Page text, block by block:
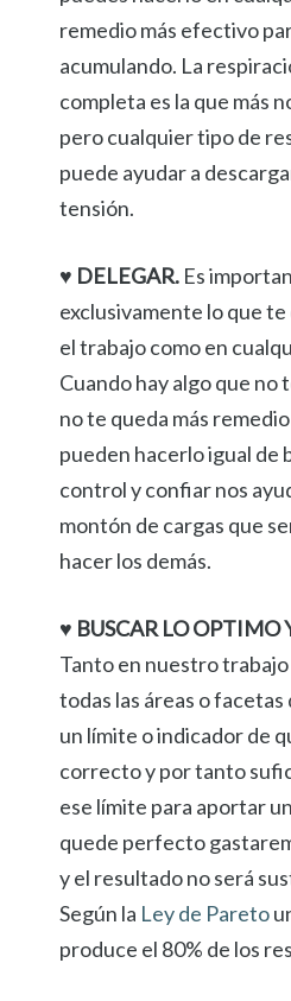
remedio más efectivo
acumulando. La
completa es la que más
pero cualquier tipo de
puede ayudar a
tensión.
♥ DELEGAR. Es
exclusivamente lo que
el trabajo como en
Cuando hay algo que
no te queda más
pueden hacerlo igual de
control y confiar nos
montón de cargas que
hacer los demás.
♥ BUSCAR LO OPTIMO
Tanto en nuestro
todas las áreas o facetas
un límite o indicador de
correcto y por tanto
ese límite para aportar
quede perfecto
y el resultado no será
Según la Ley de Pareto
produce el 80% de los